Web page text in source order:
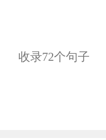
收录72个句子